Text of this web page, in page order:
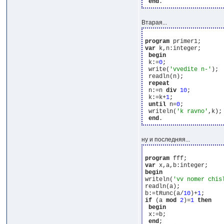
end
Втарая...
program
var k,n:integer;
begin
k:=0;
write( 'vvedite n-' );
readln(n);
repeat
n:=n div 10;
k:=k+1;
until n=0;
writeln( 'k ravno' ,k);
end
ну и последняя...
program
var
begin
writeln( 'vv nomer
readln(a);
b:=tRunc(a/10 )+1
if (a mod 2 )=1 then
begin
x:=b;
end